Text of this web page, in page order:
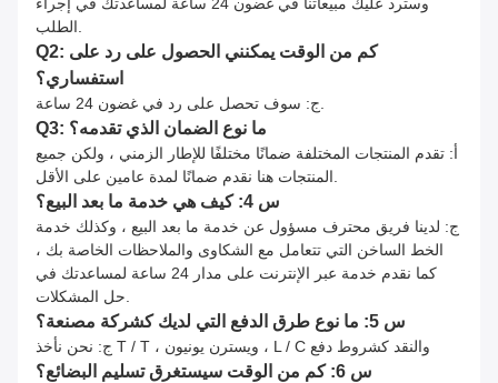
وسترد عليك مبيعاتنا في غضون 24 ساعة لمساعدتك في إجراء
الطلب.
Q2: كم من الوقت يمكنني الحصول على رد على
استفساري؟
ج: سوف تحصل على رد في غضون 24 ساعة.
Q3: ما نوع الضمان الذي تقدمه؟
أ: تقدم المنتجات المختلفة ضمانًا مختلفًا للإطار الزمني ، ولكن جميع
المنتجات هنا نقدم ضمانًا لمدة عامين على الأقل.
س 4: كيف هي خدمة ما بعد البيع؟
ج: لدينا فريق محترف مسؤول عن خدمة ما بعد البيع ، وكذلك خدمة
الخط الساخن التي تتعامل مع الشكاوى والملاحظات الخاصة بك ،
كما نقدم خدمة عبر الإنترنت على مدار 24 ساعة لمساعدتك في
حل المشكلات.
س 5: ما نوع طرق الدفع التي لديك كشركة مصنعة؟
ج: نحن نأخذ T / T ، ويسترن يونيون ، L / C والنقد كشروط دفع
س 6: كم من الوقت سيستغرق تسليم البضائع؟